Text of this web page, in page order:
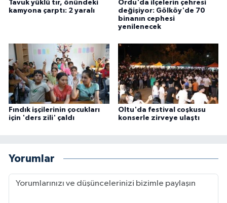
Tavuk yüklü tır, önündeki
kamyona çarptı: 2 yaralı
Ordu'da ilçelerin çehresi
değişiyor: Gölköy'de 70
binanın cephesi
yenilenecek
Fındık işçilerinin çocukları
için 'ders zili' çaldı
Oltu'da festival coşkusu
konserle zirveye ulaştı
Yorumlar